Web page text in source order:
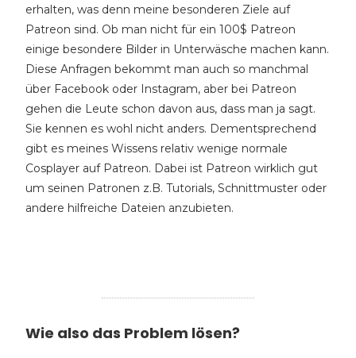
erhalten, was denn meine besonderen Ziele auf
Patreon sind. Ob man nicht für ein 100$ Patreon
einige besondere Bilder in Unterwäsche machen kann.
Diese Anfragen bekommt man auch so manchmal
über Facebook oder Instagram, aber bei Patreon
gehen die Leute schon davon aus, dass man ja sagt.
Sie kennen es wohl nicht anders. Dementsprechend
gibt es meines Wissens relativ wenige normale
Cosplayer auf Patreon. Dabei ist Patreon wirklich gut
um seinen Patronen z.B. Tutorials, Schnittmuster oder
andere hilfreiche Dateien anzubieten.
Wie also das Problem lösen?